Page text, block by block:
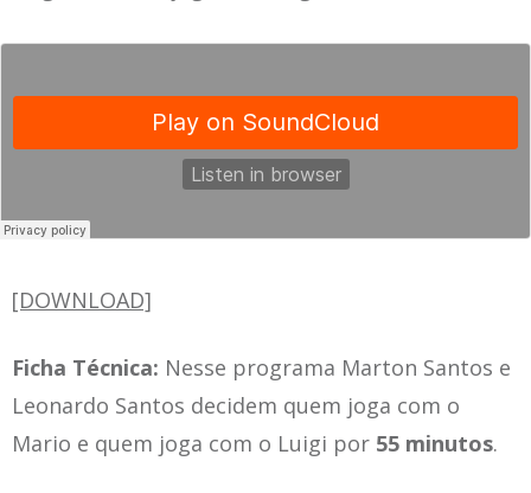
[DOWNLOAD]
Ficha Técnica: Nesse programa Marton Santos e
Leonardo Santos decidem quem joga com o
Mario e quem joga com o Luigi por 55 minutos.